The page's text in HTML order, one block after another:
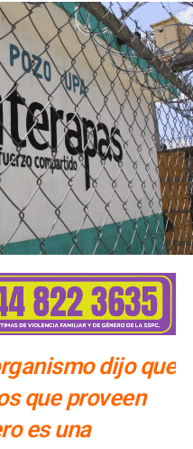
dijo que
que proveen
es una